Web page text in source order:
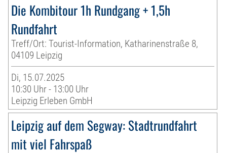
Die Kombitour 1h Rundgang + 1,5h
Rundfahrt
Treff/Ort: Tourist-Information, Katharinenstraße 8,
04109 Leipzig
Di, 15.07.2025
10:30 Uhr - 13:00 Uhr
Leipzig Erleben GmbH
Leipzig auf dem Segway: Stadtrundfahrt
mit viel Fahrspaß